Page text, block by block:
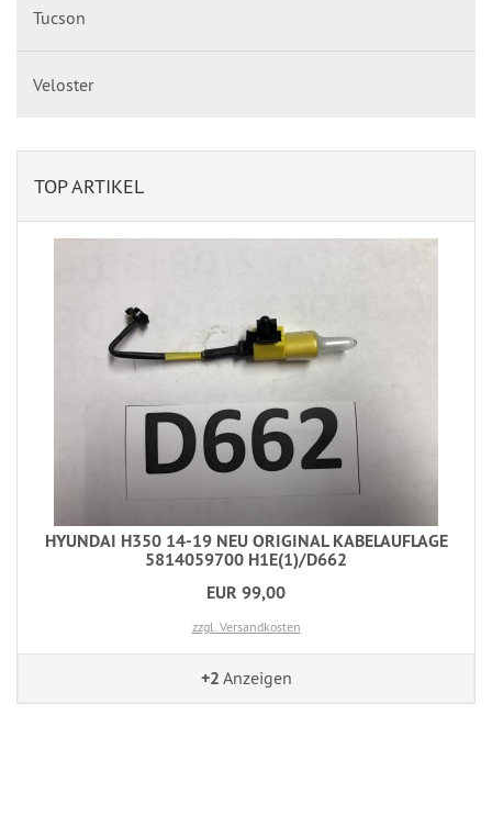
Tucson
Veloster
TOP ARTIKEL
HYUNDAI H350 14-19 NEU ORIGINAL KABELAUFLAGE
5814059700 H1E(1)/D662
EUR 99,00
zzgl. Versandkosten
+2 Anzeigen